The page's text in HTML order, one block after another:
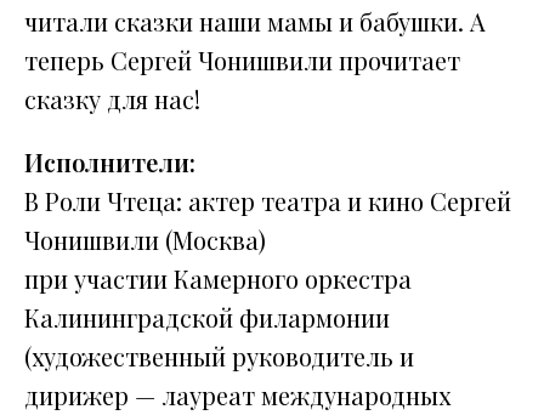
читали сказки наши мамы и бабушки. А
теперь Сергей Чонишвили прочитает
сказку для нас!
Исполнители:
В Роли Чтеца: актер театра и кино Сергей
Чонишвили (Москва)
при участии Камерного оркестра
Калининградской филармонии
(художественный руководитель и
дирижер — лауреат международных